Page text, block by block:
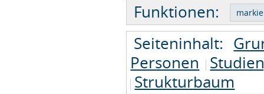
Funktionen:
Seiteninhalt:
Personen
Strukturbaum